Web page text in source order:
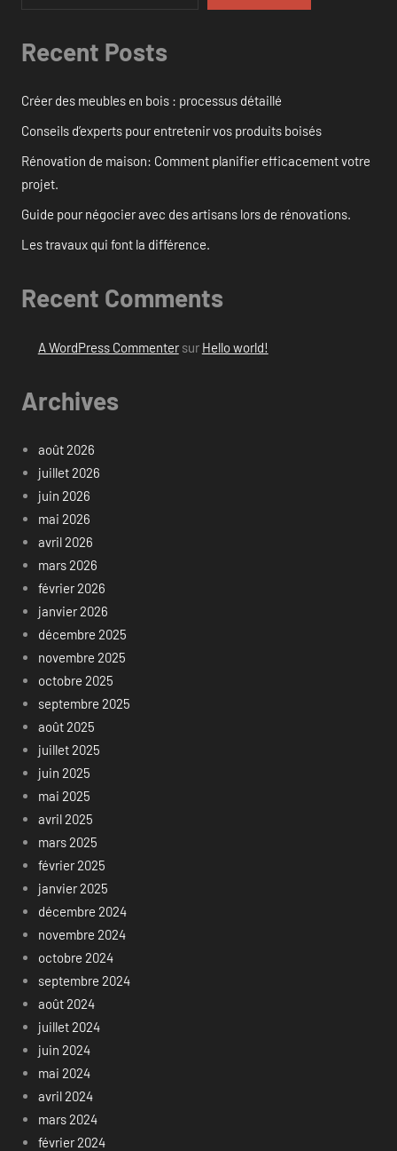
Recent Posts
Créer des meubles en bois : processus détaillé
Conseils d’experts pour entretenir vos produits boisés
Rénovation de maison: Comment planifier efficacement votre
projet.
Guide pour négocier avec des artisans lors de rénovations.
Les travaux qui font la différence.
Recent Comments
A WordPress Commentersur Hello world!
Archives
août 2026
juillet 2026
juin 2026
mai 2026
avril 2026
mars 2026
février 2026
janvier 2026
décembre 2025
novembre 2025
octobre 2025
septembre 2025
août 2025
juillet 2025
juin 2025
mai 2025
avril 2025
mars 2025
février 2025
janvier 2025
décembre 2024
novembre 2024
octobre 2024
septembre 2024
août 2024
juillet 2024
juin 2024
mai 2024
avril 2024
mars 2024
février 2024